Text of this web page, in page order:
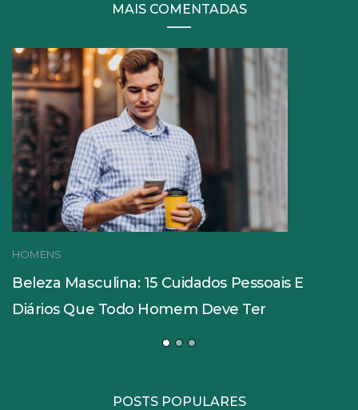
MAIS COMENTADAS
HOMENS
Beleza Masculina: 15 Cuidados Pessoais E
Diários Que Todo Homem Deve Ter
POSTS POPULARES